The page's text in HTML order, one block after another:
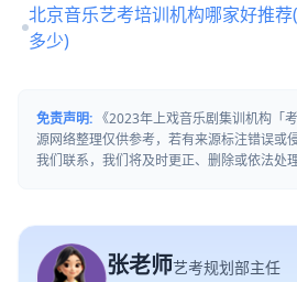
北京音乐艺考培训机构哪家好推
多少)
免责声明: 《2023年上戏音乐剧集训机构「
源网络整理仅供参考，若有来源标注错误或
我们联系，我们将及时更正、删除或依法处
张老师艺考规划部主任